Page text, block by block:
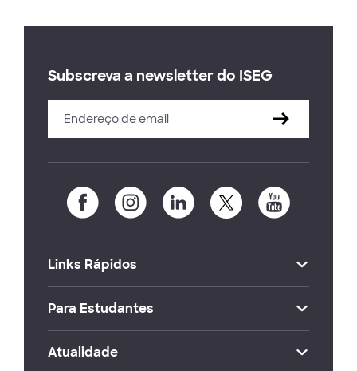
Subscreva a newsletter do ISEG
Links Rápidos
Para Estudantes
Atualidade